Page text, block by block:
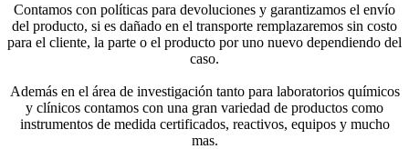
Contamos con políticas para devoluciones y garantizamos el envío
del producto, si es dañado en el transporte remplazaremos sin costo
para el cliente, la parte o el producto por uno nuevo dependiendo del
caso.
Además en el área de investigación tanto para laboratorios químicos
y clínicos contamos con una gran variedad de productos como
instrumentos de medida certificados, reactivos, equipos y mucho
mas.